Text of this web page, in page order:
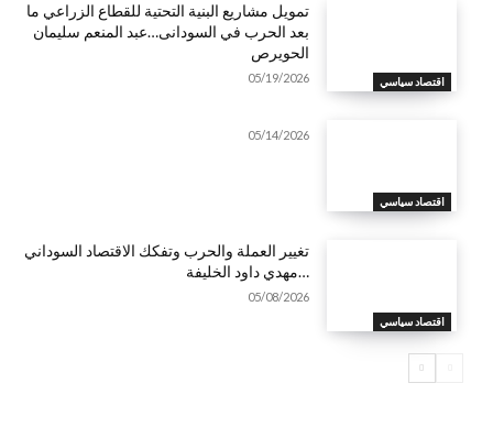
اقتصاد سياسي
تمويل مشاريع البنية التحتية للقطاع الزراعي ما
بعد الحرب في السودانى…عبد المنعم سليمان
الحويرص
05/19/2026
اقتصاد سياسي
05/14/2026
اقتصاد سياسي
تغيير العملة والحرب وتفكك الاقتصاد السوداني
…مهدي داود الخليفة
05/08/2026